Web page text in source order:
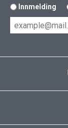
Innmelding